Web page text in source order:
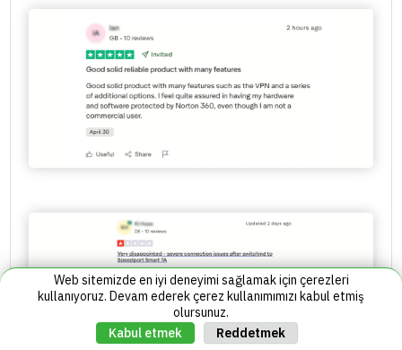
Web sitemizde en iyi deneyimi sağlamak için çerezleri
kullanıyoruz. Devam ederek çerez kullanımımızı kabul etmiş
olursunuz.
Kabul etmek
Reddetmek